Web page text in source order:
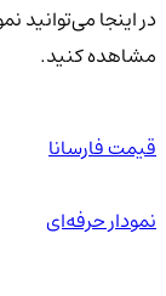
در اینجا می‌توانید
مشاهده کنید.
قیمت فارسانا
نمودار حرفه‌ای